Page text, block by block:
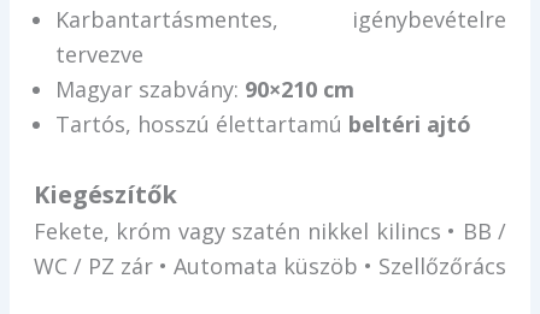
Karbantartásmentes, igénybevételre
tervezve
Magyar szabvány: 90×210 cm
Tartós, hosszú élettartamú beltéri ajtó
Kiegészítők
Fekete, króm vagy szatén nikkel kilincs • BB /
WC / PZ zár • Automata küszöb • Szellőzőrács